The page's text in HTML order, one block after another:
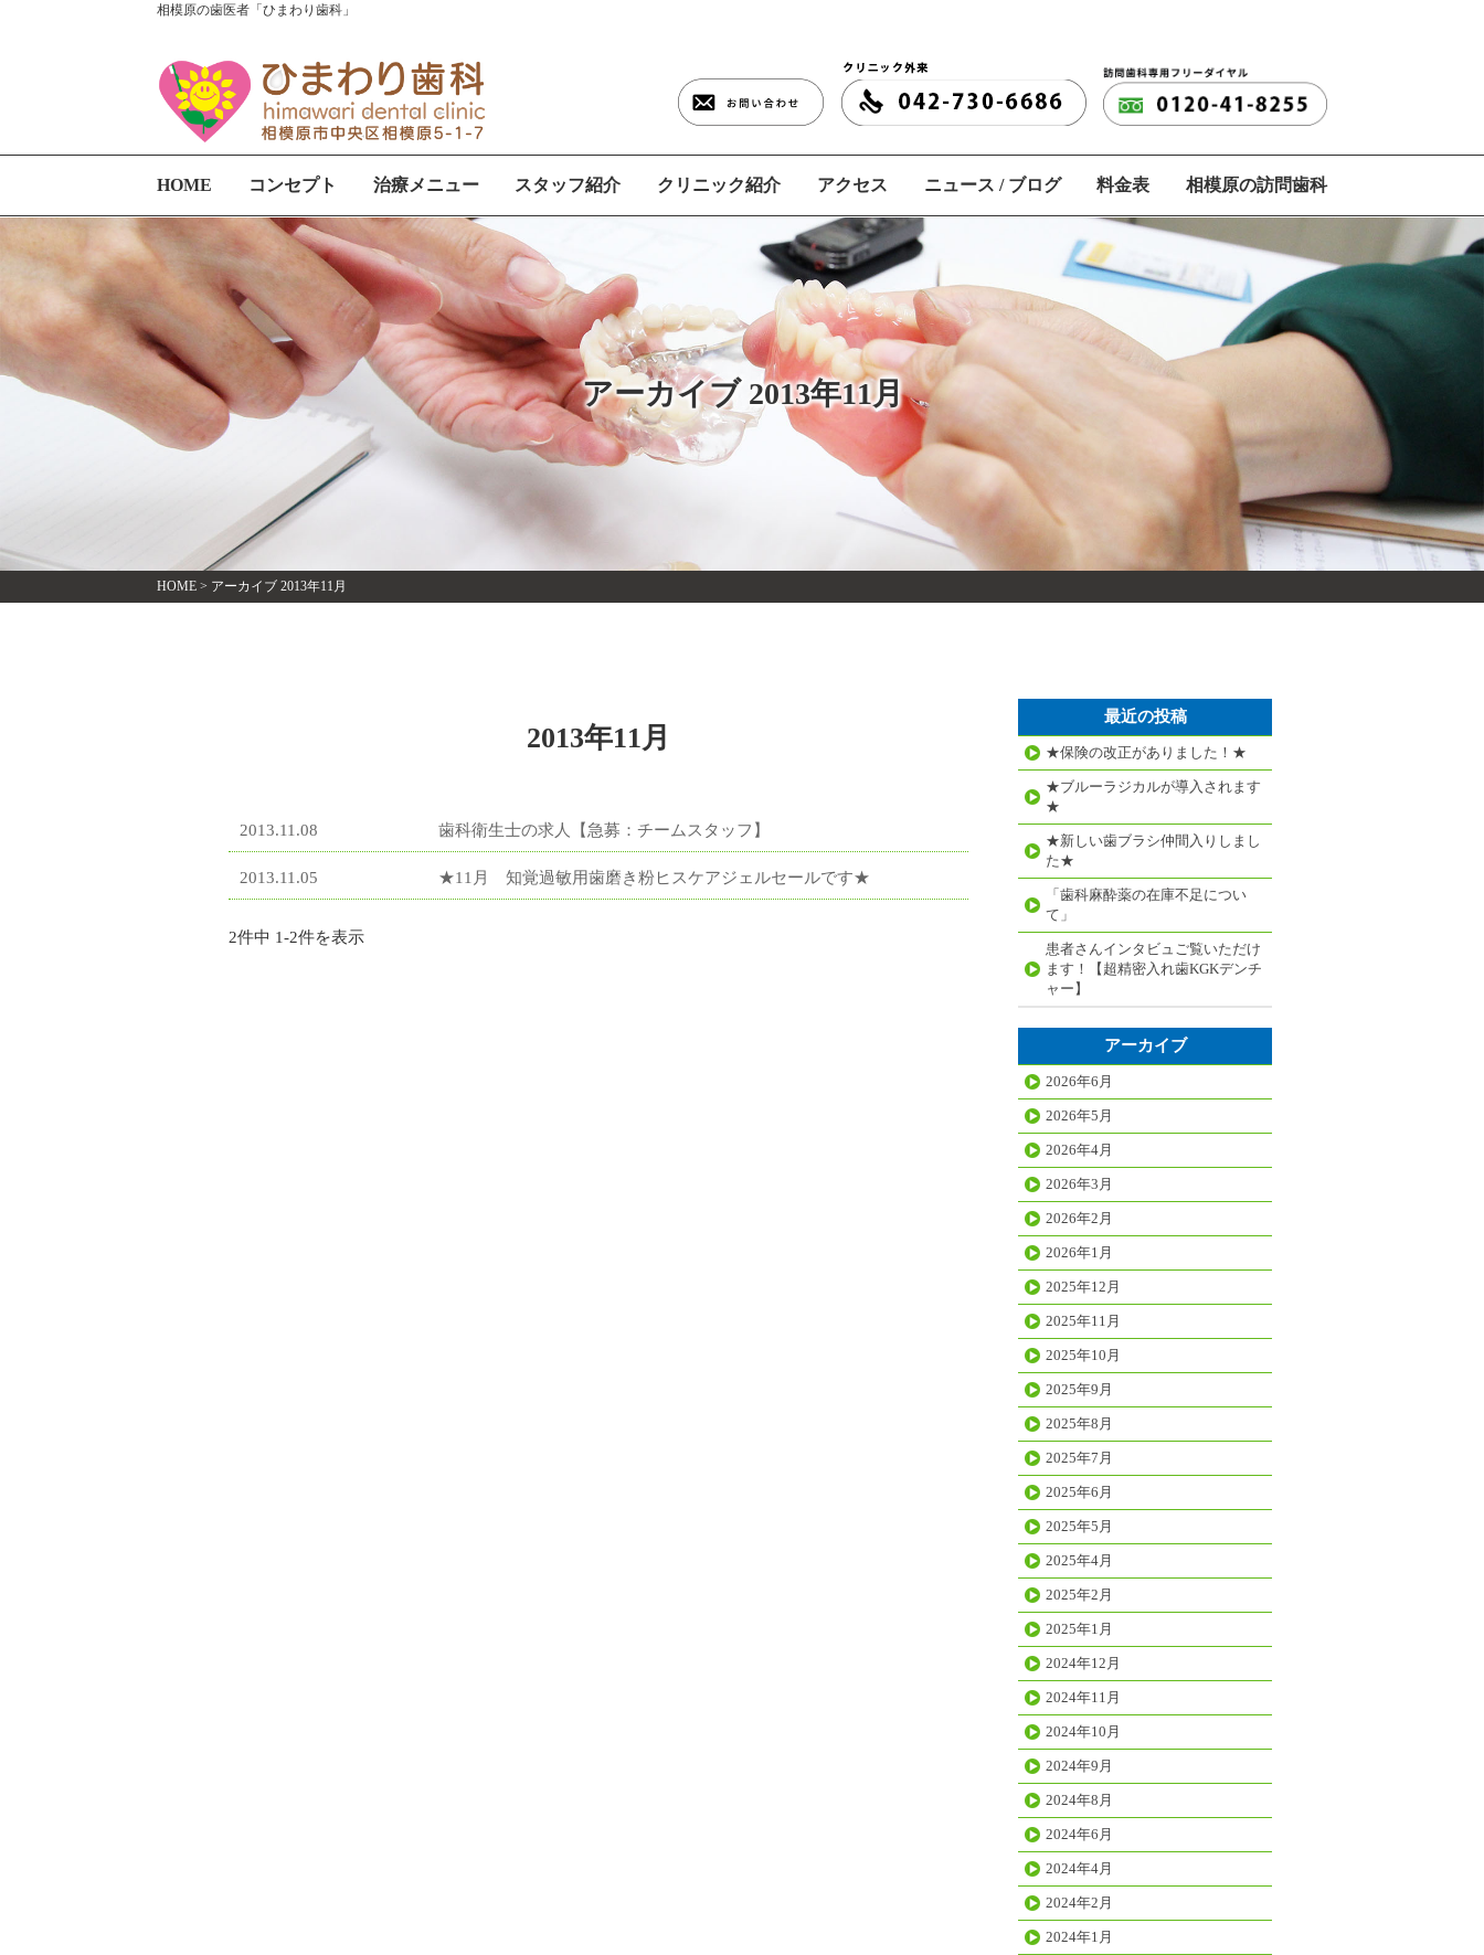
相模原の歯医者「ひまわり歯科」
HOME コンセプト 治療メニュー スタッフ紹介 クリニック紹介 アクセス ニュース / ブログ 料金表 相模原の訪問歯科
アーカイブ 2013年11月
HOME > アーカイブ 2013年11月
2013年11月
2013.11.08 歯科衛生士の求人【急募：チームスタッフ】
2013.11.05 ★11月 知覚過敏用歯磨き粉ヒスケアジェルセールです★
2件中 1-2件を表示
最近の投稿
★保険の改正がありました！★
★ブルーラジカルが導入されます
★
★新しい歯ブラシ仲間入りしまし
た★
「歯科麻酔薬の在庫不足につい
て」
患者さんインタビュご覧いただけ
ます！【超精密入れ歯KGKデンチ
ャー】
アーカイブ
2026年6月
2026年5月
2026年4月
2026年3月
2026年2月
2026年1月
2025年12月
2025年11月
2025年10月
2025年9月
2025年8月
2025年7月
2025年6月
2025年5月
2025年4月
2025年2月
2025年1月
2024年12月
2024年11月
2024年10月
2024年9月
2024年8月
2024年6月
2024年4月
2024年2月
2024年1月